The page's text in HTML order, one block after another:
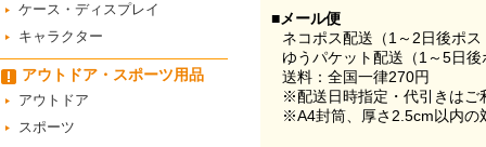
ケース・ディスプレイ
キャラクター
アウトドア・スポーツ用品
アウトドア
スポーツ
■メール便
ネコポス配送（1～2日後ポ
ゆうパケット配送（1～5日
送料：全国一律270円
※配送日時指定・代引きはご
※A4封筒、厚さ2.5cm以内の